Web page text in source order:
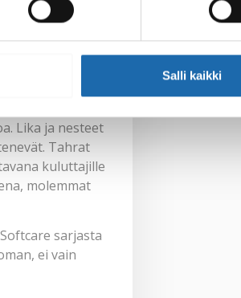
Salli kaikki
ja
estää
Lika ja nesteet
Tahrat
kuluttajille
molemmat
sarjasta
ei vain